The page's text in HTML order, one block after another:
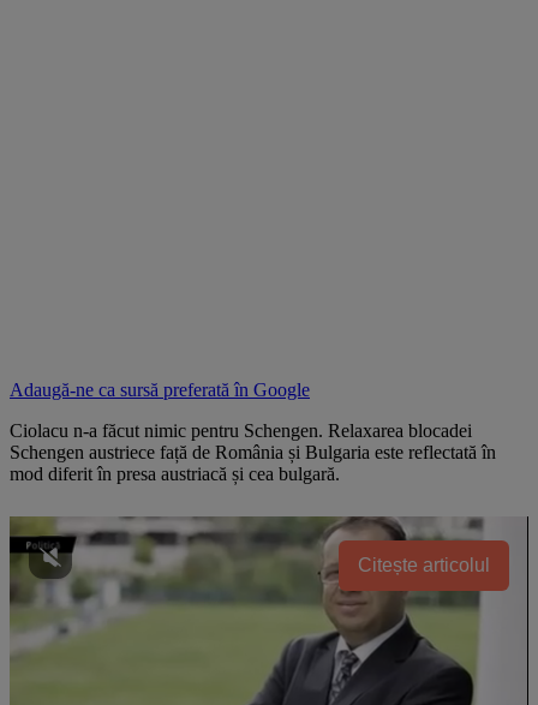
Adaugă-ne ca sursă preferată în Google
Ciolacu n-a făcut nimic pentru Schengen. Relaxarea blocadei
Schengen austriece față de România și Bulgaria este reflectată în
mod diferit în presa austriacă și cea bulgară.
Citește articolul